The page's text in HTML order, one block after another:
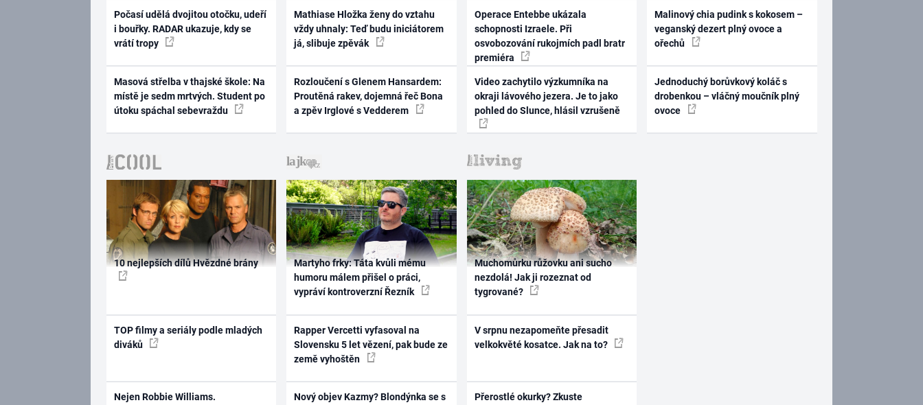
Počasí udělá dvojitou otočku, udeří
i bouřky. RADAR ukazuje, kdy se
vrátí tropy
Masová střelba v thajské škole: Na
místě je sedm mrtvých. Student po
útoku spáchal sebevraždu
Mathiase Hložka ženy do vztahu
vždy uhnaly: Teď budu iniciátorem
já, slibuje zpěvák
Rozloučení s Glenem Hansardem:
Proutěná rakev, dojemná řeč Bona
a zpěv Irglové s Vedderem
Operace Entebbe ukázala
schopnosti Izraele. Při
osvobozování rukojmích padl bratr
premiéra
Video zachytilo výzkumníka na
okraji lávového jezera. Je to jako
pohled do Slunce, hlásil vzrušeně
Malinový chia pudink s kokosem –
veganský dezert plný ovoce a
ořechů
Jednoduchý borůvkový koláč s
drobenkou – vláčný moučník plný
ovoce
10 nejlepších dílů Hvězdné brány
TOP filmy a seriály podle mladých
diváků
Nejen Robbie Williams.
Martyho frky: Táta kvůli mému
humoru málem přišel o práci,
vypráví kontroverzní Řezník
Rapper Vercetti vyfasoval na
Slovensku 5 let vězení, pak bude ze
země vyhoštěn
Nový objev Kazmy? Blondýnka se s
Muchomůrku růžovku ani sucho
nezdolá! Jak ji rozeznat od
tygrované?
V srpnu nezapomeňte přesadit
velkokvěté kosatce. Jak na to?
Přerostlé okurky? Zkuste